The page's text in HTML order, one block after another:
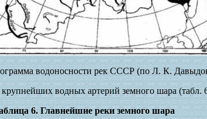
водоносности рек СССР (по Л. К.
водных артерий земного шара (табл.
6. Главнейшие реки земного шара